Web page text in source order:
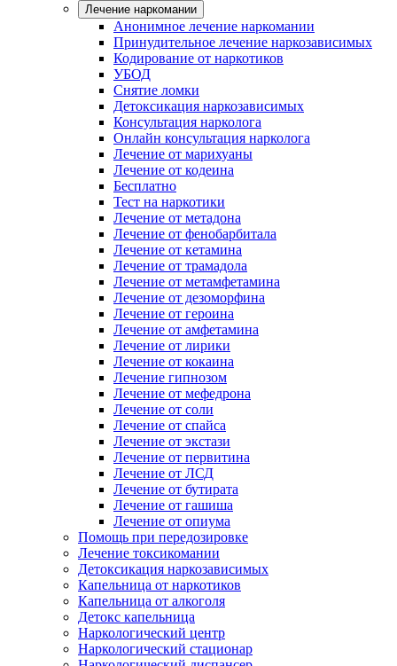
Лечение наркомании
Анонимное лечение наркомании
Принудительное лечение наркозависимых
Кодирование от наркотиков
УБОД
Снятие ломки
Детоксикация наркозависимых
Консультация нарколога
Онлайн консультация нарколога
Лечение от марихуаны
Лечение от кодеина
Бесплатно
Тест на наркотики
Лечение от метадона
Лечение от фенобарбитала
Лечение от кетамина
Лечение от трамадола
Лечение от метамфетамина
Лечение от дезоморфина
Лечение от героина
Лечение от амфетамина
Лечение от лирики
Лечение от кокаина
Лечение гипнозом
Лечение от мефедрона
Лечение от соли
Лечение от спайса
Лечение от экстази
Лечение от первитина
Лечение от ЛСД
Лечение от бутирата
Лечение от гашиша
Лечение от опиума
Помощь при передозировке
Лечение токсикомании
Детоксикация наркозависимых
Капельница от наркотиков
Капельница от алкоголя
Детокс капельница
Наркологический центр
Наркологический стационар